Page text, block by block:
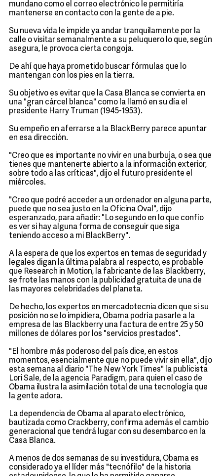
mundano como el correo electrónico le permitiría
mantenerse en contacto con la gente de a pie.
Su nueva vida le impide ya andar tranquilamente por la
calle o visitar semanalmente a su peluquero lo que, según
asegura, le provoca cierta congoja.
De ahí que haya prometido buscar fórmulas que lo
mantengan con los pies en la tierra.
Su objetivo es evitar que la Casa Blanca se convierta en
una "gran cárcel blanca" como la llamó en su día el
presidente Harry Truman (1945-1953).
Su empeño en aferrarse a la BlackBerry parece apuntar
en esa dirección.
"Creo que es importante no vivir en una burbuja, o sea que
tienes que mantenerte abierto a la información exterior,
sobre todo a las críticas", dijo el futuro presidente el
miércoles.
"Creo que podré acceder a un ordenador en alguna parte,
puede que no sea justo en la Oficina Oval", dijo
esperanzado, para añadir: "Lo segundo en lo que confío
es ver si hay alguna forma de conseguir que siga
teniendo acceso a mi BlackBerry".
A la espera de que los expertos en temas de seguridad y
legales digan la última palabra al respecto, es probable
que Research in Motion, la fabricante de las Blackberry,
se frote las manos con la publicidad gratuita de una de
las mayores celebridades del planeta.
De hecho, los expertos en mercadotecnia dicen que si su
posición no se lo impidiera, Obama podría pasarle a la
empresa de las Blackberry una factura de entre 25 y 50
millones de dólares por los "servicios prestados".
"El hombre más poderoso del país dice, en estos
momentos, esencialmente que no puede vivir sin ella", dijo
esta semana al diario "The New York Times" la publicista
Lori Sale, de la agencia Paradigm, para quien el caso de
Obama ilustra la asimilación total de una tecnología que
la gente adora.
La dependencia de Obama al aparato electrónico,
bautizada como Crackberry, confirma además el cambio
generacional que tendrá lugar con su desembarco en la
Casa Blanca.
A menos de dos semanas de su investidura, Obama es
considerado ya el líder más "tecnófilo" de la historia